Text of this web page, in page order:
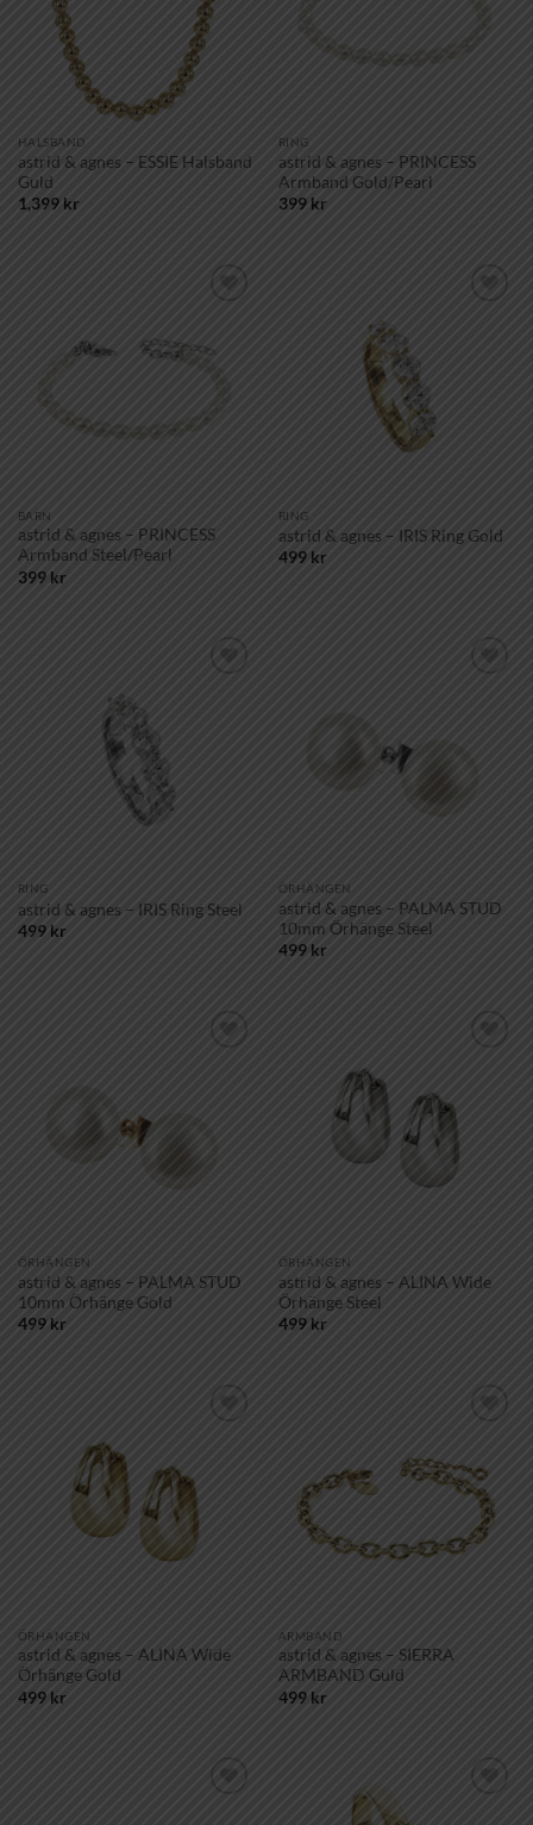
HALSBAND
astrid & agnes – ESSIE Halsband
Guld
1,399 kr
RING
astrid & agnes – PRINCESS
Armband Gold/Pearl
399 kr
BARN
astrid & agnes – PRINCESS
Armband Steel/Pearl
399 kr
RING
astrid & agnes – IRIS Ring Gold
499 kr
RING
astrid & agnes – IRIS Ring Steel
499 kr
ÖRHÄNGEN
astrid & agnes – PALMA STUD
10mm Örhänge Steel
499 kr
ÖRHÄNGEN
astrid & agnes – PALMA STUD
10mm Örhänge Gold
499 kr
ÖRHÄNGEN
astrid & agnes – ALINA Wide
Örhänge Steel
499 kr
ÖRHÄNGEN
astrid & agnes – ALINA Wide
Örhänge Gold
499 kr
ARMBAND
astrid & agnes – SIERRA
ARMBAND Guld
499 kr